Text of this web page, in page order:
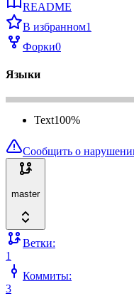
README
В избранном1
Форки0
Языки
Text100%
Сообщить о
master
Ветки:
1
Коммиты:
3